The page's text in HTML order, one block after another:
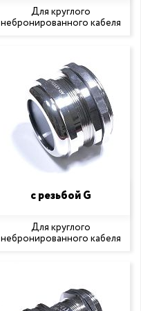
Для круглого
небронированного кабеля
с резьбой G
Для круглого
небронированного кабеля